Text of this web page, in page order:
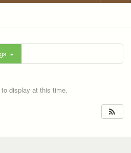
display at this time.